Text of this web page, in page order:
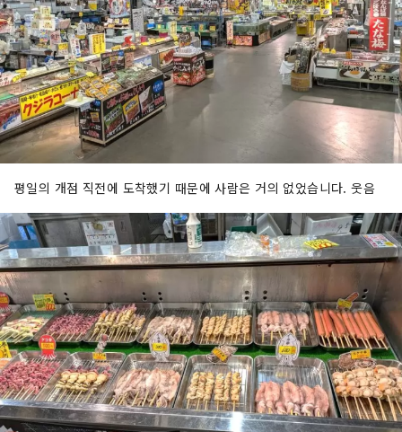
평일의 개점 직전에 도착했기 때문에 사람은 거의 없었습니다. 웃음